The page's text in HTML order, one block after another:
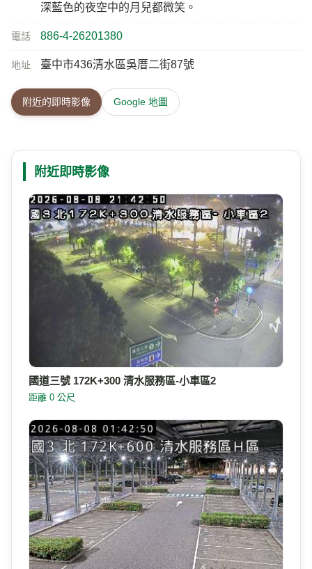
深藍色的夜空中的月兒都微笑。
電話 886-4-26201380
地址 臺中市436清水區吳厝二街87號
附近的即時影像 Google 地圖
附近即時影像
國道三號 172K+300 清水服務區-小車區2
距離 0 公尺